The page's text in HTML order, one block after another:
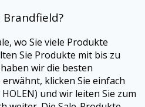
Brandfield?
wo Sie viele Produkte
Sie Produkte mit bis zu
wir die besten
klicken Sie einfach
und wir leiten Sie zum